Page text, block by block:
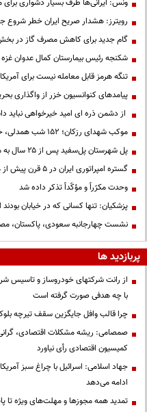
ونس: ایرانی‌ها طرف بسیار دشواری برای
رویترز: هشدار صریح ایران خطر شروع
گام جدید برای کاهش مصرف گاز در
شکنجه رئیس بیمارستان کمال عدوان
تنگه هرمز قابل معامله نیست برای آمریکا
پیامدهای کنوانسیون خزر از واگذاری
از دشمن ذره ای امید خیرخواهی نباید
موکب شهدای رزکان؛ ۱۵۲ شب همدلی، خدمت و میزبانی از مردم ولایت‌مدار شهریار
پل شهرستان پل‌سفید پس از ۲۵ سال به مرحله بهره‌برداری رسید
گستره امپراتوری ایران در ۵ قرن پیش از میلاد؛ تصویری از ایران ۲۵ قرن پیش
وحدت مکرّراً و مؤکّداً تذکر داده شد
پزشکیان: تنها کسانی که در خیابان
نشست چهارجانبه سعودی، پاکستان،
پربازدید ها
از رانت‌ شرکتهای خودروساز و تاسیس
با چه هدفی صورت گرفته است
چرا قالب وافل جایگزین سقف تیرچه
صمصامی: ریشه مشکلات اقتصادی،
کمیسیون اقتصادی رأی نیاورد
جهاد اسلامی: اسرائیل با چراغ سبز
ادامه می‌دهد
تمدید همه مجوزها و مهلت‌های ویژه تا